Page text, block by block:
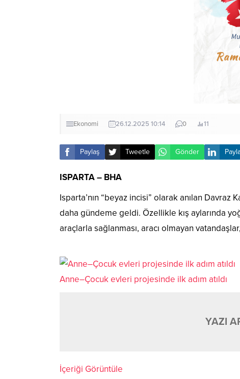
Ekonomi 26.12.2025 10:14 0 11
Paylaş Tweetle Gönder
ISPARTA – BHA
Isparta’nın “beyaz incisi” olarak anılan
daha gündeme geldi. Özellikle kış aylarında
araçlarla sağlanması, aracı olmayan
Anne–Çocuk evleri projesinde ilk adım atıldı
YAZI
İçeriği Görüntüle